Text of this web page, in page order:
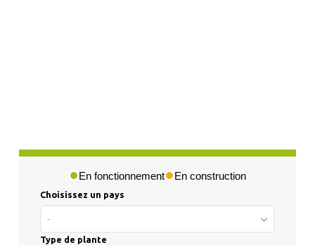
En fonctionnement En construction
Choisissez un pays
-
Type de plante